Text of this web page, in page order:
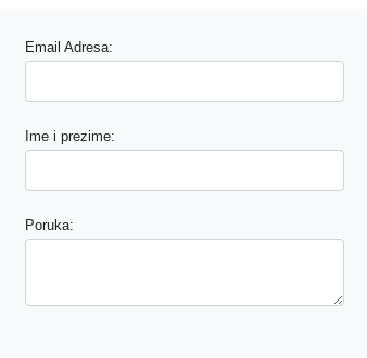
Email Adresa:
Ime i prezime:
Poruka: